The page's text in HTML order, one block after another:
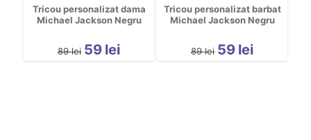
Tricou personalizat dama
Michael Jackson Negru
89 lei 59 lei
Tricou personalizat barbat
Michael Jackson Negru
89 lei 59 lei